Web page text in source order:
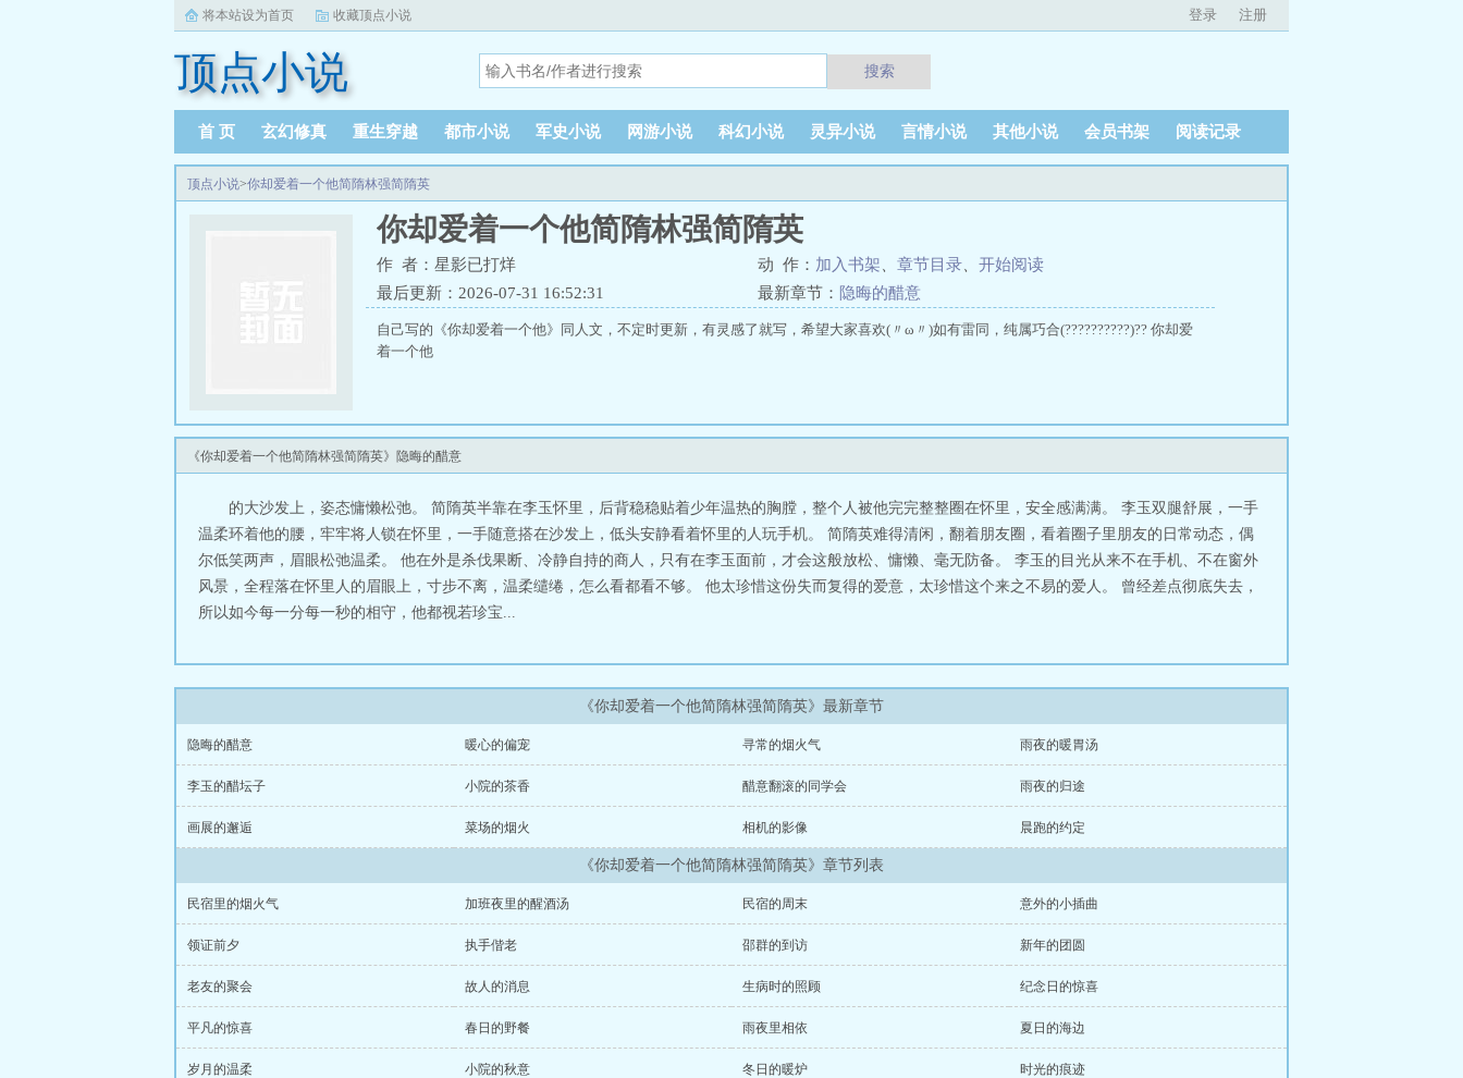
将本站设为首页 收藏顶点小说 登录 注册
顶点小说 搜索
首 页 玄幻修真 重生穿越 都市小说 军史小说 网游小说 科幻小说 灵异小说 言情小说 其他小说 会员书架 阅读记录
顶点小说>你却爱着一个他简隋林强简隋英
你却爱着一个他简隋林强简隋英
作 者：星影已打烊 动 作： 加入书架 章节目录
开始阅读
最后更新：2026-07-31 16:52:31
最新章节： 隐晦的醋意
自己写的《你却爱着一个他》同人文，不定时更新，有灵感了就写，希望大家喜欢(〃ω〃)如有雷同，纯属巧合(??????????)?? 你却爱
着一个他
《你却爱着一个他简隋林强简隋英》隐晦的醋意
的大沙发上，姿态慵懒松弛。 简隋英半靠在李玉怀里，后背稳稳贴着少年温热的胸膛，整个人被他完完整整圈在怀里，安全感满满。 李玉双腿舒展，一手
温柔环着他的腰，牢牢将人锁在怀里，一手随意搭在沙发上，低头安静看着怀里的人玩手机。 简隋英难得清闲，翻着朋友圈，看着圈子里朋友的日常动态，偶
尔低笑两声，眉眼松弛温柔。 他在外是杀伐果断、冷静自持的商人，只有在李玉面前，才会这般放松、慵懒、毫无防备。 李玉的目光从来不在手机、不在窗外
风景，全程落在怀里人的眉眼上，寸步不离，温柔缱绻，怎么看都看不够。 他太珍惜这份失而复得的爱意，太珍惜这个来之不易的爱人。 曾经差点彻底失去，
所以如今每一分每一秒的相守，他都视若珍宝...
《你却爱着一个他简隋林强简隋英》最新章节
隐晦的醋意 暖心的偏宠 寻常的烟火气 雨夜的暖胃汤
李玉的醋坛子 小院的茶香 醋意翻滚的同学会 雨夜的归途
画展的邂逅 菜场的烟火 相机的影像 晨跑的约定
《你却爱着一个他简隋林强简隋英》章节列表
民宿里的烟火气 加班夜里的醒酒汤 民宿的周末 意外的小插曲
领证前夕 执手偕老 邵群的到访 新年的团圆
老友的聚会 故人的消息 生病时的照顾 纪念日的惊喜
平凡的惊喜 春日的野餐 雨夜里相依 夏日的海边
岁月的温柔 小院的秋意 冬日的暖炉 时光的痕迹